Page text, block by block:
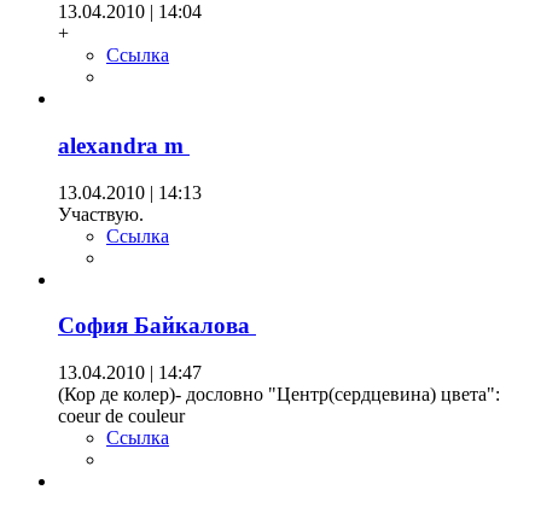
13.04.2010 | 14:04
+
Ссылка
alexandra m
13.04.2010 | 14:13
Участвую.
Ссылка
София Байкалова
13.04.2010 | 14:47
(Кор де колер)- дословно "Центр(сердцевина) цвета":
coeur de couleur
Ссылка